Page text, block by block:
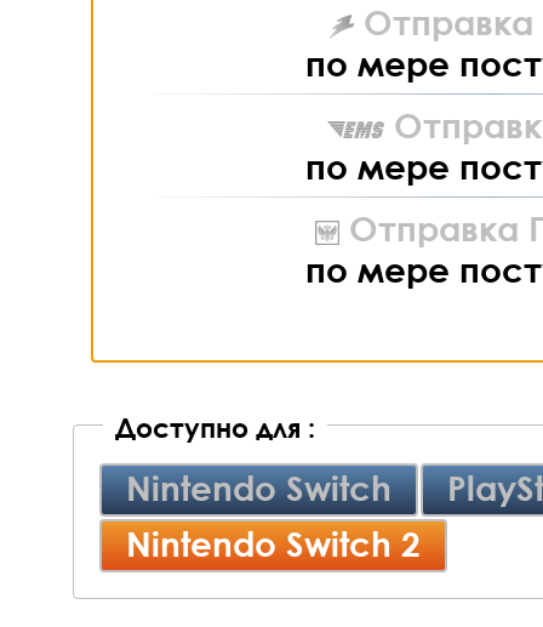
Отправка
по мере
по мере
Отправка
по мере
Доступно для :
Nintendo Switch
Nintendo Switch 2